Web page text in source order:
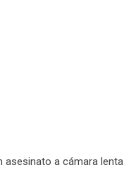
asesinato a cámara lenta